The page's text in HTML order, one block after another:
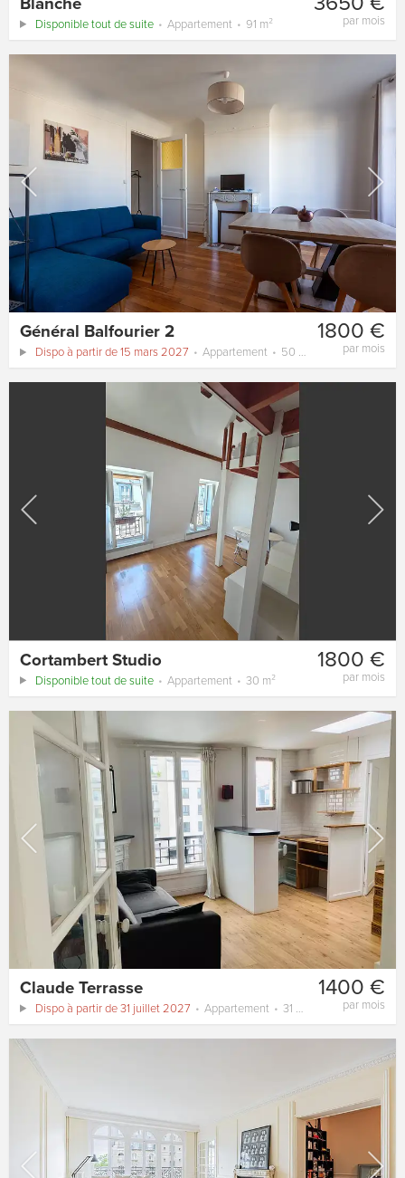
par mois
Disponible tout de suite Appartement 91 m²
1800 €
par mois
Général Balfourier 2
Dispo à partir de 15 mars 2027 Appartement 50 m²
1800 €
par mois
Cortambert Studio
Disponible tout de suite Appartement 30 m²
1400 €
par mois
Claude Terrasse
Dispo à partir de 31 juillet 2027 Appartement 31 m²